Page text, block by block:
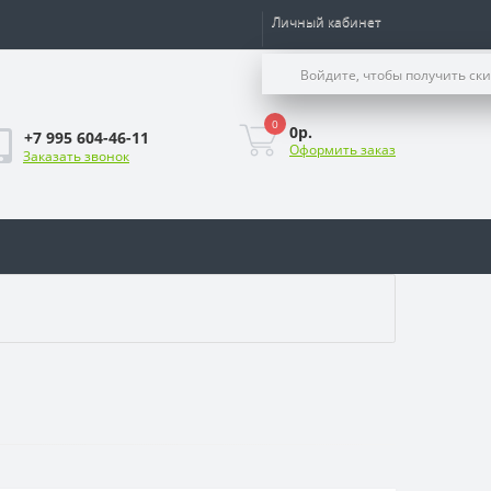
Личный кабинет
Войдите, чтобы получить
+7 995 604-46-11
Заказать звонок
0 0р.
Оформить заказ